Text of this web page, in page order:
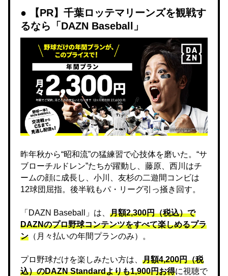
【PR】千葉ロッテマリーンズを観戦す
るなら「DAZN Baseball」
昨年秋から“昭和流”の猛練習で心技体を磨いた。“サ
ブローチルドレン”たちが躍動し、藤原、西川はチ
ームの顔に成長し、小川、友杉の二遊間コンビは
12球団屈指。後半戦もパ・リーグ引っ掻き回す。
「DAZN Baseball」は、 月額2,300円（税込）で
DAZNのプロ野球コンテンツをすべて楽しめるプラ
ン （月々払いの年間プランのみ）。
プロ野球だけを楽しみたい方は、 月額4,200円（税
込）のDAZN Standard​よりも1,900円お得に視聴で